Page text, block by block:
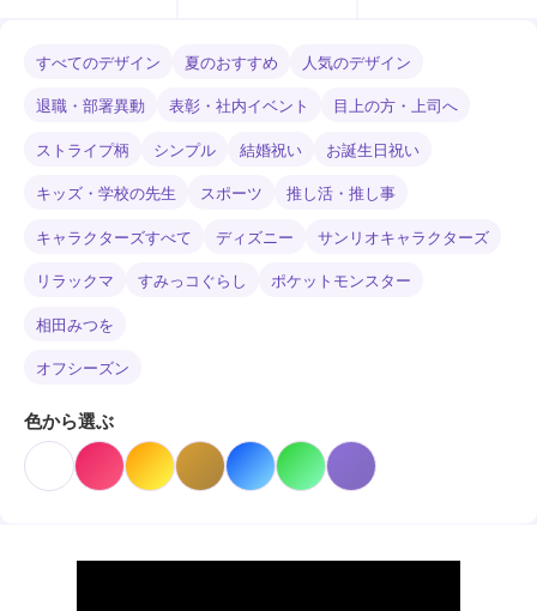
すべてのデザイン 夏のおすすめ
人気のデザイン
退職・部署異動
表彰・社内イベント
目上の方・上司へ
ストライプ柄
シンプル 結婚祝い
お誕生日祝い
キッズ・学校の先生
スポーツ
推し活・推し事
キャラクターズすべて
ディズニー
サンリオキャラクターズ
リラックマ
すみっコぐらし
ポケットモンスター
相田みつを
オフシーズン
色から選ぶ